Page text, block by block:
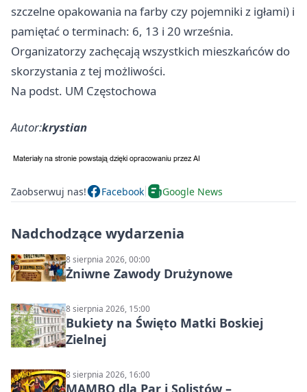
szczelne opakowania na farby czy pojemniki z igłami) i
pamiętać o terminach: 6, 13 i 20 września.
Organizatorzy zachęcają wszystkich mieszkańców do
skorzystania z tej możliwości.
Na podst. UM Częstochowa
Autor:krystian
Zaobserwuj nas! Facebook Google News
Nadchodzące wydarzenia
8 sierpnia 2026, 00:00
Żniwne Zawody Drużynowe
8 sierpnia 2026, 15:00
Bukiety na Święto Matki Boskiej
Zielnej
8 sierpnia 2026, 16:00
MAMBO dla Par i Solistów –